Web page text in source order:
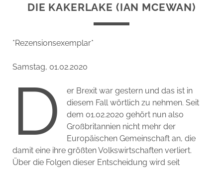
DIE KAKERLAKE (IAN MCEWAN)
*Rezensionsexemplar*
Samstag, 01.02.2020
D
er Brexit war gestern und das ist in
diesem Fall wörtlich zu nehmen. Seit
dem 01.02.2020 gehört nun also
Großbritannien nicht mehr der
Europäischen Gemeinschaft an, die
damit eine ihre größten Volkswirtschaften verliert.
Über die Folgen dieser Entscheidung wird seit